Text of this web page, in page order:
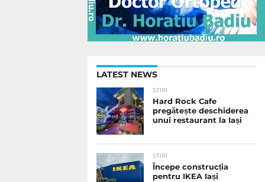
LATEST NEWS
STIRI
Hard Rock Cafe
pregătește deschiderea
unui restaurant la Iași
STIRI
Începe construcția
pentru IKEA Iași